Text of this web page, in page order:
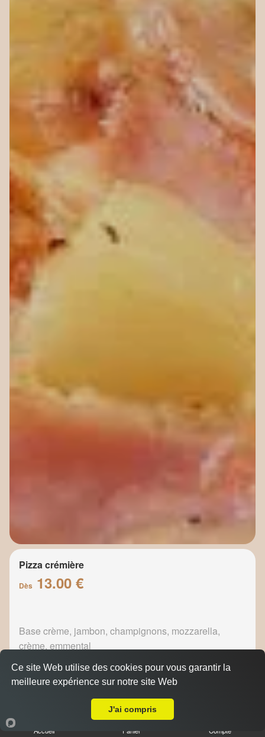
Pizza crémière
Dès 13.00 €
Base crème, jambon, champignons, mozzarella,
crème, emmental
13.50 €
Accueil Panier Compte
Ce site Web utilise des cookies pour vous garantir la
meilleure expérience sur notre site Web
J'ai compris